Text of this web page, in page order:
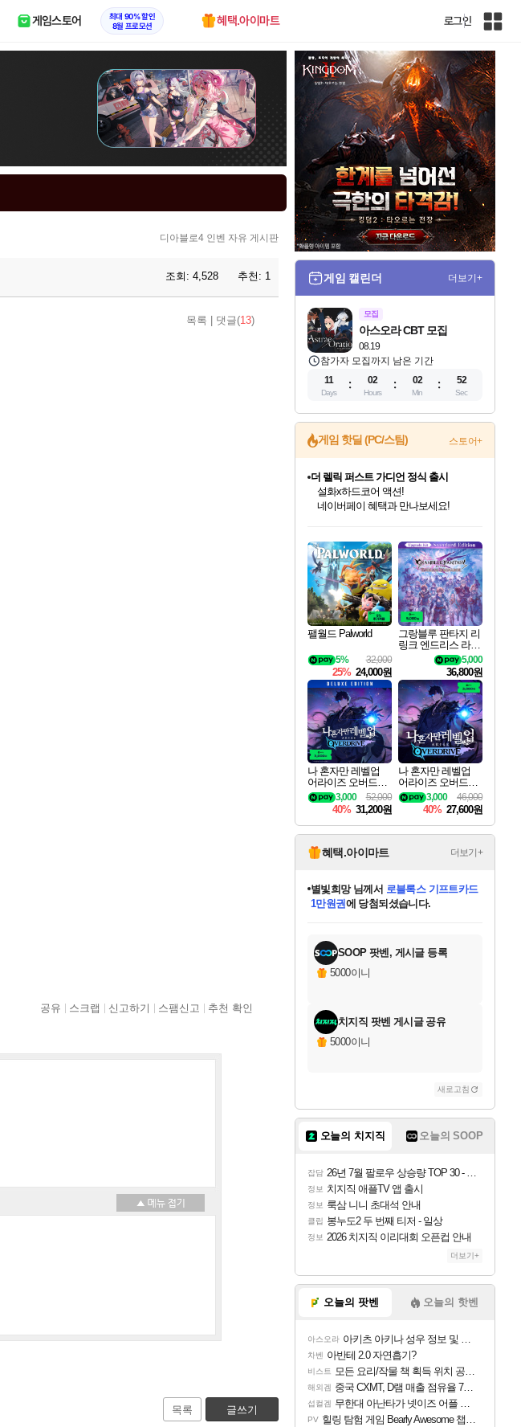
게임스토어
최대 90% 할인
8월 프로모션
혜택.아이마트 로그인
인
전
체
사
이
트
맵
디아블로4 인벤 자유 게시판
조회: 4,528 추천: 1
목록 댓글(13)
공유 스크랩 신고하기 스팸신고 추천 확인
목록 글쓰기
게임 캘린더 더보기+
모집
08.19
아스오라 CBT 모집
참가자 모집까지 남은 기간
11
Days
02
Hours
02
Min
51
Sec
게임 핫딜 (PC/스팀) 스토어+
최대 90% 할인가를 만나보세요!
네이버혜택과 함께 만나보세요!
50%할인&추가 적립까지!
네이버 포인트 혜택까지!
이니&베니 혜택까지!
네이버 혜택가와 함께 예약하세요!
할인&네이버혜택으로 만나보세요!
더 렐릭 퍼스트 가디언 정식 출시
설화x하드코어 액션!
네이버페이 혜택과 만나보세요!
40주년 프로모션으로 만나보세요!
할인가에 만나보세요!
일부 에디션 상시 할인!
혜택으로 예약 판매 중
편안하게 충전하세요
팰월드 Palworld
32,000
5%
25% 24,000원
그랑블루 판타지 리
링크 엔드리스 라그
나로크 업그레이드
킷 Granblue Fantasy
Relink Endless Ragn
arok Upgrade Kit DL
C
5,000
36,800원
나 혼자만 레벨업
어라이즈 오버드라
이브 디럭스 에디션
Solo Leveling Arise
Overdrive Deluxe Edi
tion
52,000
3,000
40% 31,200원
나 혼자만 레벨업
어라이즈 오버드라
이브 Solo Leveling A
rise
46,000
3,000
40% 27,600원
혜택.아이마트 더보기+
교환.
당첨되셨습니다.
당첨되셨습니다.
당첨되셨습니다.
별빛희망님께서 로블록스 기프트카드
1만원권에 당첨되셨습니다.
당첨되셨습니다.
당첨되셨습니다.
당첨되셨습니다.
당첨되셨습니다.
에디션 (스팀코드) 를 교환.
당첨되셨습니다.
SOOP 팟벤, 게시글 등록
5000이니
치지직 팟벤 게시글 공유
5000이니
새로고침
오늘의 치지직 오늘의 SOOP
잡담 26년 7월 팔로우 상승량 TOP 30 - 월간 치지직
정보 치지직 애플TV 앱 출시
정보 룩삼 니니 초대석 안내
클립 봉누도2 두 번째 티저 - 일상
정보 2026 치지직 이리대회 오픈컵 안내
더보기+
오늘의 팟벤 오늘의 핫벤
아스오라 아키츠 아키나 성우 정보 및 주요 필모
차벤 아반테 2.0 자연흡기?
비스트 모든 요리/작물 책 획득 위치 공략 (36개) - 미식가 도전과제
해외겜 중국 CXMT, D램 매출 점유율 7%…글로벌 4위로 부상
섭컬겜 무한대 아난타가 넷이즈 어플 달력에 일정 등록
PV 힐링 탐험 게임 Bearly Awesome 챕터 1 트레일러